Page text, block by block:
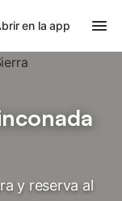
en la app
y reserva al